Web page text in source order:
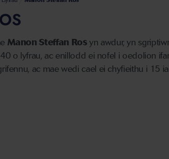
Manon Steffan Rosyn awdur, yn
o lyfrau, ac enillodd ei nofel i oedolion
ac mae wedi cael ei chyfieithu i 15